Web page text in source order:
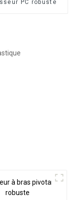
PC robuste